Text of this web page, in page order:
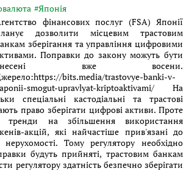
#Японія
фінансових послуг (FSA) Японії
дозволити місцевим трастовим
зберігання та управління цифровими
Поправки до закону можуть бути
вже восени.
bits.media/trastovye-banki-v-
smogut-upravlyat-kriptoaktivami/ На
спеціальні кастодіальні та трастові
право зберігати цифрові активи. Проте
тренди на збільшення використання
акцій, які найчастіше прив'язані до
Тому регулятору необхідно
будуть прийняті, трастовим банкам
регулятору здатність безпечно зберігати